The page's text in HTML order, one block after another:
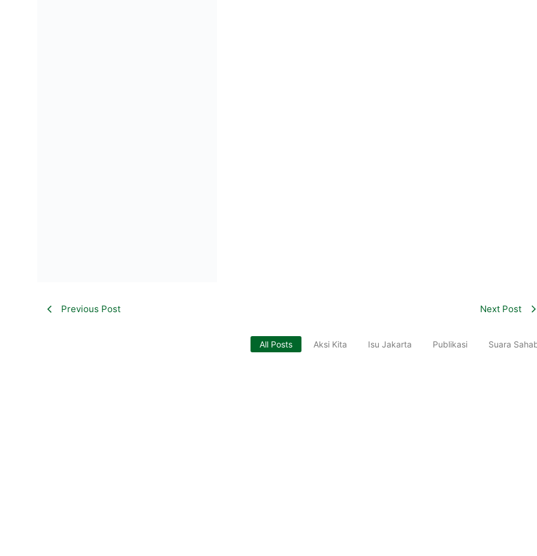
Previous Post Next Post
All Posts Aksi Kita Isu Jakarta Publikasi Suara